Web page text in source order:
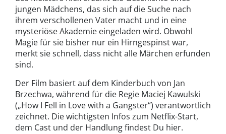
jungen Mädchens, das sich auf die Suche nach
ihrem verschollenen Vater macht und in eine
mysteriöse Akademie eingeladen wird. Obwohl
Magie für sie bisher nur ein Hirngespinst war,
merkt sie schnell, dass nicht alle Märchen erfunden
sind.
Der Film basiert auf dem Kinderbuch von Jan
Brzechwa, während für die Regie Maciej Kawulski
(„How I Fell in Love with a Gangster“) verantwortlich
zeichnet. Die wichtigsten Infos zum Netflix-Start,
dem Cast und der Handlung findest Du hier.